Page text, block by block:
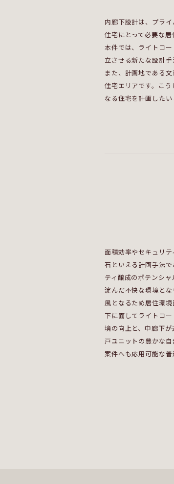
内廊下設計は、プラ
住宅にとって必要な居
本件では、ライトコ
立させる新たな設計手
また、計画地である
住宅エリアです。こ
なる住宅を計画したい
面積効率やセキュリ
石といえる計画手法
ティ醸成のポテンシ
淀んだ不快な環境と
風となるため居住環
下に面してライトコ
境の向上と、中廊下
戸ユニットの豊かな
案件へも応用可能な普